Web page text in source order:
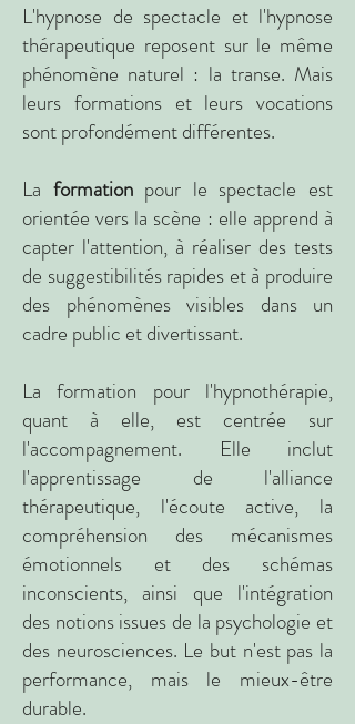
L'hypnose de spectacle et l'hypnose
thérapeutique reposent sur le même
phénomène naturel : la transe. Mais
leurs formations et leurs vocations
sont profondément différentes.
La formationpour le spectacle est
orientée vers la scène : elle apprend à
capter l'attention, à réaliser des tests
de suggestibilités rapides et à produire
des phénomènes visibles dans un
cadre public et divertissant.
La formation pour l'hypnothérapie,
quant à elle, est centrée sur
l'accompagnement. Elle inclut
l'apprentissage de l'alliance
thérapeutique, l'écoute active, la
compréhension des mécanismes
émotionnels et des schémas
inconscients, ainsi que l'intégration
des notions issues de la psychologie et
des neurosciences. Le but n'est pas la
performance, mais le mieux-être
durable.